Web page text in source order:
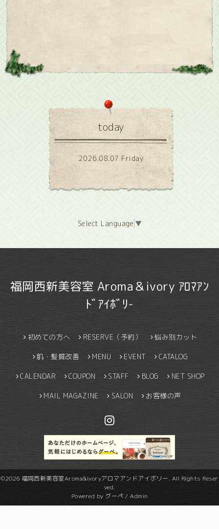
today
2026.08.07 Friday
Select Language ▼
福岡西新美容室 Aroma＆ivory ｱﾛﾏｱﾝ
ﾄﾞｱｲﾎﾞﾘ-
初めての方へ RESERVE（予約） 悩み別カット
肌・髪質改善 MENU EVENT CATALOG
CALENDAR COUPON STAFF BLOG NET SHOP
MAIL MAGAZINE SALON お客様の声
©2026福岡西新美容室Aroma&ivoryアロマアンドアイボリー. All Rights Reser
ved.
Powered by グーペ /Admin